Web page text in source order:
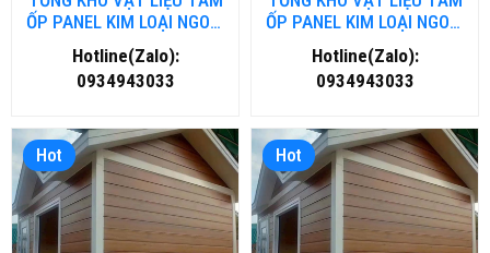
ỐP PANEL KIM LOẠI NGOÀI
TRỜI TẠI THANH HOÁ
Hotline(Zalo):
0934943033
ỐP PANEL KIM LOẠI NGOÀI
TRỜI TẠI ĐÀ NĂNG
Hotline(Zalo):
0934943033
Hot Hot